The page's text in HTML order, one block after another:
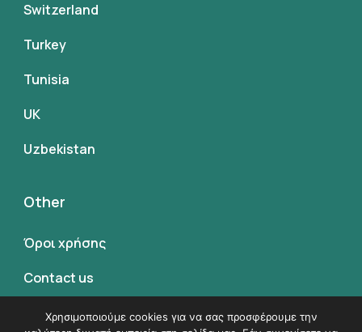
Switzerland
Turkey
Tunisia
UK
Uzbekistan
Other
Όροι χρήσης
Contact us
Όροι συμμετοχης
Χρησιμοποιούμε cookies για να σας προσφέρουμε την